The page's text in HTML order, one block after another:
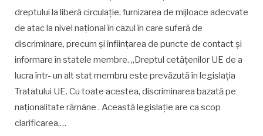
dreptului la liberă circulație, furnizarea de mijloace adecvate
de atac la nivel național în cazul în care suferă de
discriminare, precum și înființarea de puncte de contact și
informare în statele membre. „Dreptul cetățenilor UE de a
lucra într- un alt stat membru este prevăzută în legislația
Tratatului UE. Cu toate acestea, discriminarea bazată pe
naționalitate rămâne . Această legislație are ca scop
clarificarea,…